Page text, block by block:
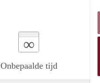
∞
Onbepaalde tijd